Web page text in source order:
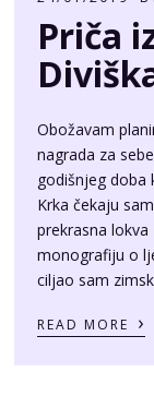
Priča
Obožavam
nagrada za
godišnjeg doba
Krka čekaju
prekrasna
monografiju o
ciljao sam
READ MORE ›